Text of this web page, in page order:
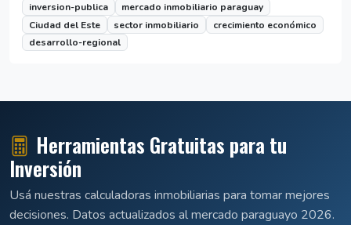
inversion-publica
mercado inmobiliario paraguay
Ciudad del Este
sector inmobiliario
crecimiento económico
desarrollo-regional
Herramientas Gratuitas para tu
Inversión
Usá nuestras calculadoras inmobiliarias para tomar mejores
decisiones. Datos actualizados al mercado paraguayo 2026.